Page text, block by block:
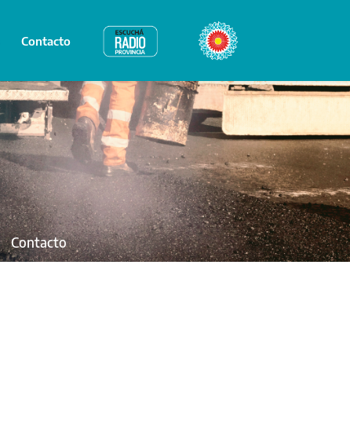
Contacto Radio Provincia Bicentenario
Contacto